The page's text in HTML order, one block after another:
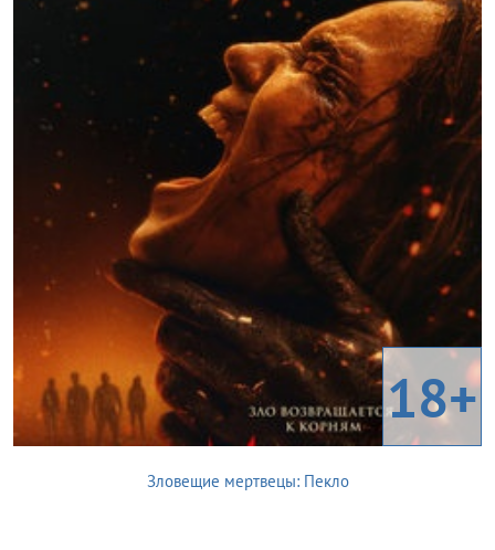
18+
Зловещие мертвецы: Пекло